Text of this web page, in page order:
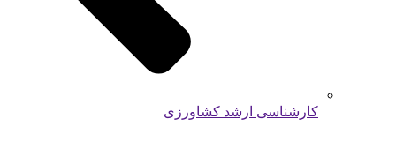
کارشناسی ارشد کشاورزی